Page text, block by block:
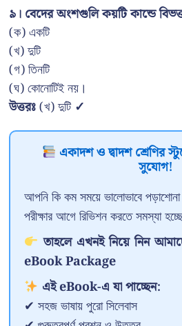
৯। বেদের অংশগুলি কয়টি কান্ডে
(ক) একটি
(খ) দুটি
(গ) তিনটি
(ঘ) কোনোটিই নয়।
উত্তরঃ(খ) দুটি ✓
একাদশ ও দ্বাদশ শ্রেণির
সুযোগ!
আপনি কি কম সময়ে ভালোভাবে
পরীক্ষার আগে রিভিশন করতে সমস্যা
তাহলে এখনই নিয়ে নিন
eBook Package
এই eBook-এ যা পাচ্ছেন:
✔ সহজ ভাষায় পুরো সিলেবাস